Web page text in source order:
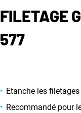
FILETAGE
577
Etanche les
Recommandé pour